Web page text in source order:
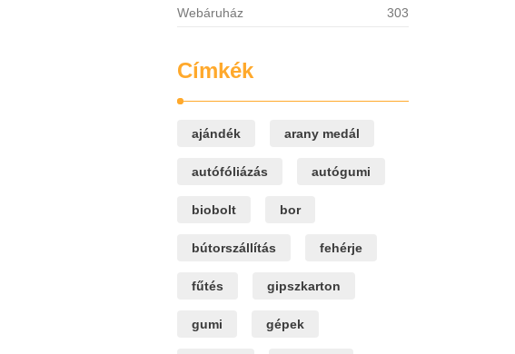
Webáruház
303
Címkék
ajándék arany medál
autófóliázás autógumi
biobolt bor
bútorszállítás fehérje
fűtés gipszkarton
gumi gépek